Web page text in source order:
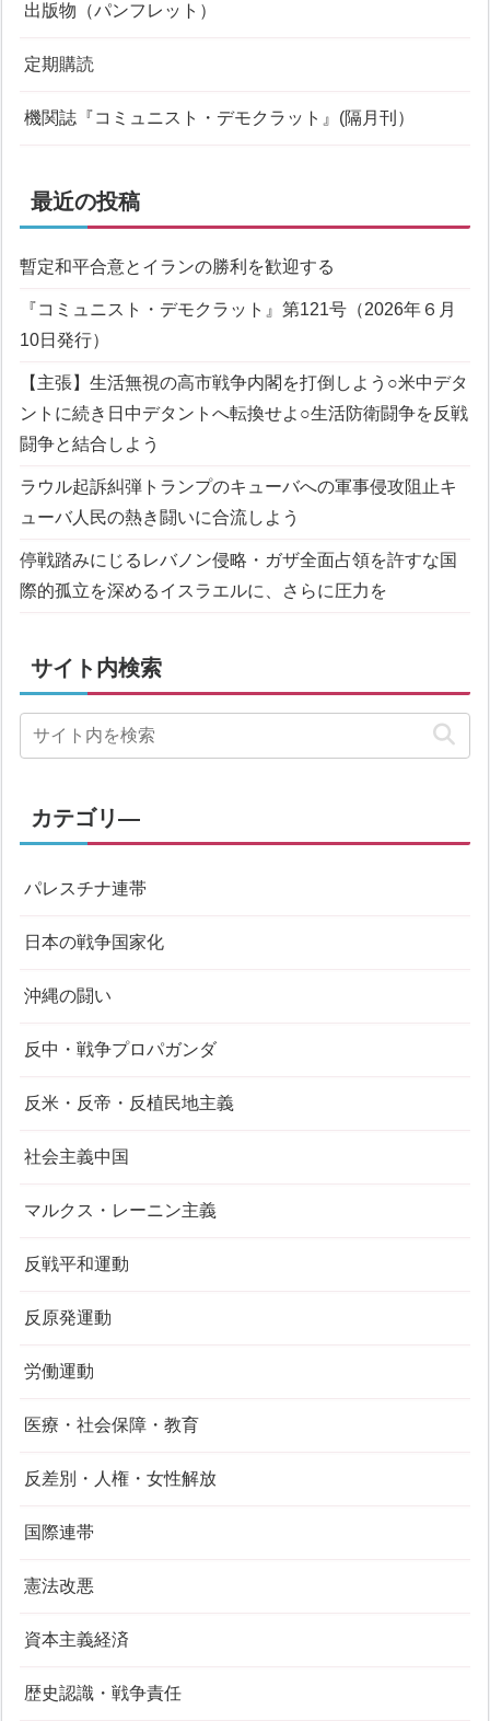
出版物（パンフレット）
定期購読
機関誌『コミュニスト・デモクラット』(隔月刊）
最近の投稿
暫定和平合意とイランの勝利を歓迎する
『コミュニスト・デモクラット』第121号（2026年６月
10日発行）
【主張】生活無視の高市戦争内閣を打倒しよう ○米中デタ
ントに続き日中デタントへ転換せよ ○生活防衛闘争を反戦
闘争と結合しよう
ラウル起訴糾弾 トランプのキューバへの軍事侵攻阻止キ
ューバ人民の熱き闘いに合流しよう
停戦踏みにじるレバノン侵略・ガザ全面占領を許すな国
際的孤立を深めるイスラエルに、さらに圧力を
サイト内検索
カテゴリ―
パレスチナ連帯
日本の戦争国家化
沖縄の闘い
反中・戦争プロパガンダ
反米・反帝・反植民地主義
社会主義中国
マルクス・レーニン主義
反戦平和運動
反原発運動
労働運動
医療・社会保障・教育
反差別・人権・女性解放
国際連帯
憲法改悪
資本主義経済
歴史認識・戦争責任